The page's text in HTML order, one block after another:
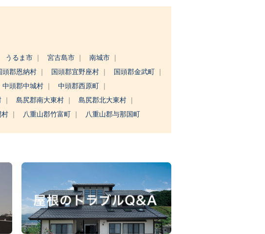
うるま市 宮古島市
南城市
頭郡恩納村 国頭郡宜野座村
国頭郡金武町
中頭郡中城村
中頭郡西原町
島尻郡南大東村
島尻郡北大東村
村 八重山郡竹富町 八重山郡与那国町